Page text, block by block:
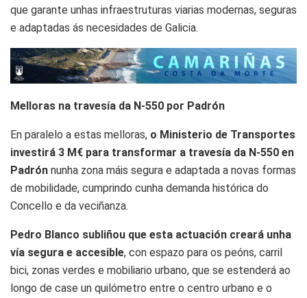
que garante unhas infraestruturas viarias modernas, seguras
e adaptadas ás necesidades de Galicia.
Melloras na travesía da N-550 por Padrón
En paralelo a estas melloras, o Ministerio de Transportes
investirá 3 M€ para transformar a travesía da N-550 en
Padrón nunha zona máis segura e adaptada a novas formas
de mobilidade, cumprindo cunha demanda histórica do
Concello e da veciñanza.
Pedro Blanco subliñou que esta actuación creará unha
vía segura e accesible, con espazo para os peóns, carril
bici, zonas verdes e mobiliario urbano, que se estenderá ao
longo de case un quilómetro entre o centro urbano e o